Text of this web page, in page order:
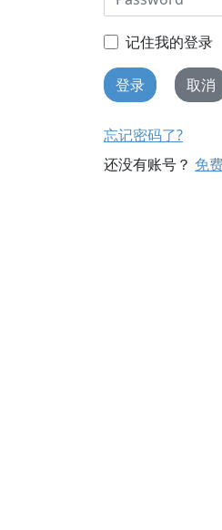
记住我的登录
登录 取消
忘记密码了?
还没有账号？ 免